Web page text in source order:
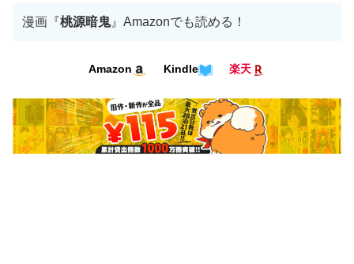
漫画『 桃源暗鬼』Amazonでも読める！
Amazon Kindle 楽天